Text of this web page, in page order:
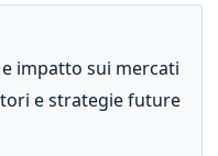
impatto sui mercati
e strategie future